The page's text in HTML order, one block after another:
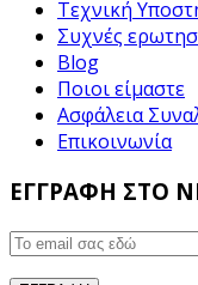
Τεχνική
Συχνές
Blog
Ποιοι είμαστε
Ασφάλεια
Επικοινωνία
ΕΓΓΡΑΦΗ ΣΤΟ